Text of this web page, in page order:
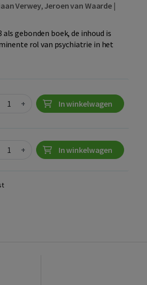
Verwey, Jeroen van Waarde|
gebonden boek, de inhoud is
rol van psychiatrie in het
+ In winkelwagen
+ In winkelwagen